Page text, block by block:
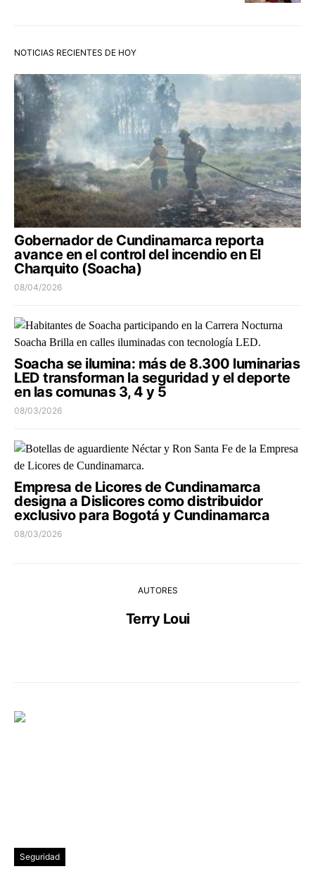
NOTICIAS RECIENTES DE HOY
Gobernador de Cundinamarca reporta
avance en el control del incendio en El
Charquito (Soacha)
08/04/2026
Soacha se ilumina: más de 8.300 luminarias
LED transforman la seguridad y el deporte
en las comunas 3, 4 y 5
08/03/2026
Empresa de Licores de Cundinamarca
designa a Dislicores como distribuidor
exclusivo para Bogotá y Cundinamarca
08/03/2026
AUTORES
Terry Loui
Seguridad